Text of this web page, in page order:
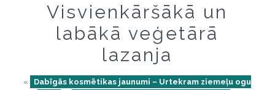
Visvienkāršākā un
labākā veģetārā
lazanja
«
Dabīgās kosmētikas jaunumi – Urtekram ziemeļu ogu